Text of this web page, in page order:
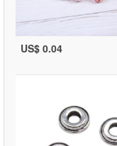
US$ 0.04